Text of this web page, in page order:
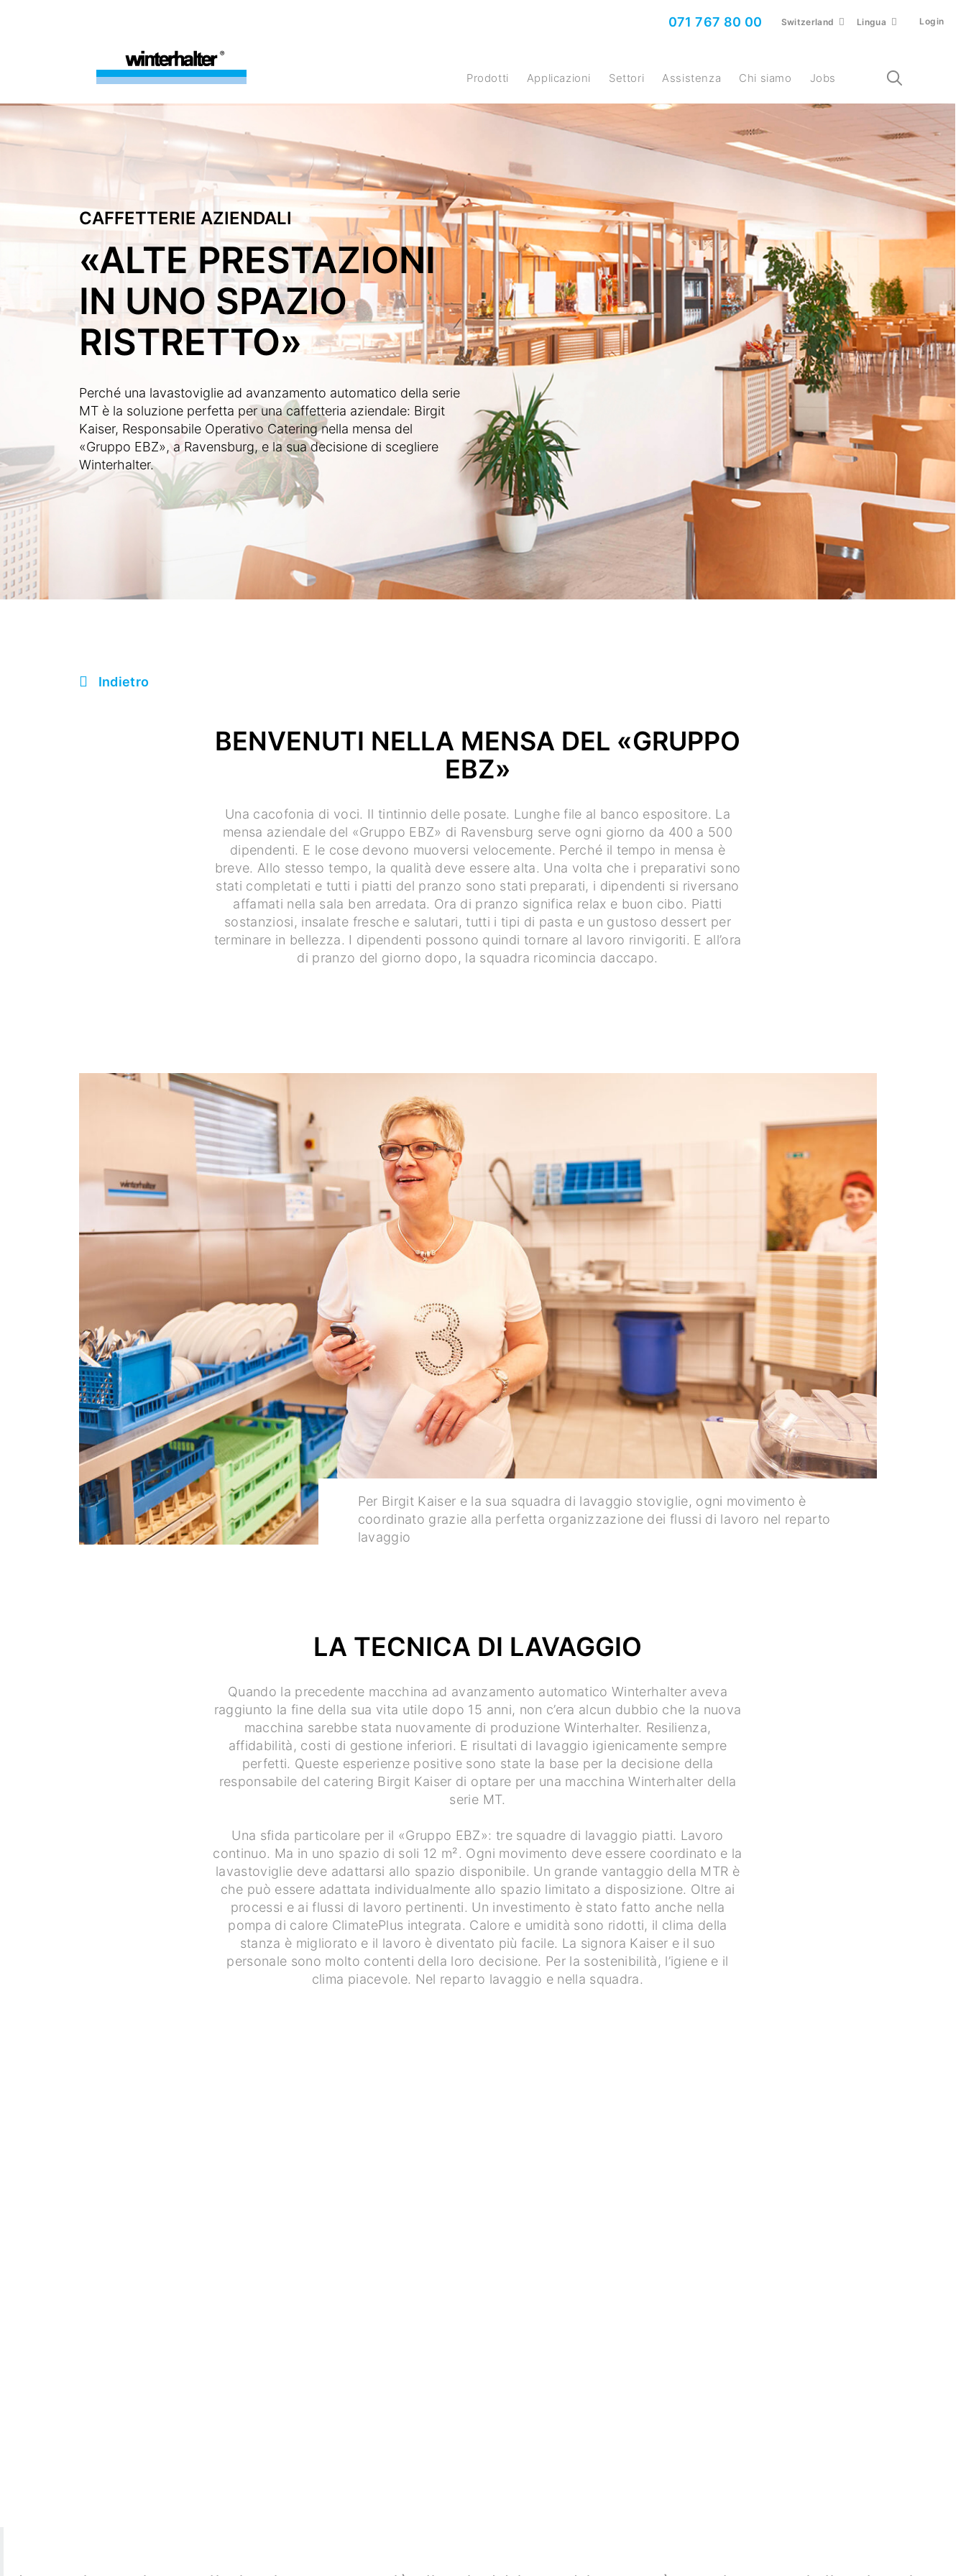
071 767 80 00 Switzerland Lingua Login
Prodotti Applicazioni Settori Assistenza Chi siamo Jobs
CAFFETTERIE AZIENDALI
«ALTE PRESTAZIONI
IN UNO SPAZIO
RISTRETTO»
Perché una lavastoviglie ad avanzamento automatico della serie
MT è la soluzione perfetta per una caffetteria aziendale: Birgit
Kaiser, Responsabile Operativo Catering nella mensa del
«Gruppo EBZ», a Ravensburg, e la sua decisione di scegliere
Winterhalter.
Indietro
BENVENUTI NELLA MENSA DEL «GRUPPO
EBZ»
Una cacofonia di voci. Il tintinnio delle posate. Lunghe file al banco espositore. La
mensa aziendale del «Gruppo EBZ» di Ravensburg serve ogni giorno da 400 a 500
dipendenti. E le cose devono muoversi velocemente. Perché il tempo in mensa è
breve. Allo stesso tempo, la qualità deve essere alta. Una volta che i preparativi sono
stati completati e tutti i piatti del pranzo sono stati preparati, i dipendenti si riversano
affamati nella sala ben arredata. Ora di pranzo significa relax e buon cibo. Piatti
sostanziosi, insalate fresche e salutari, tutti i tipi di pasta e un gustoso dessert per
terminare in bellezza. I dipendenti possono quindi tornare al lavoro rinvigoriti. E all’ora
di pranzo del giorno dopo, la squadra ricomincia daccapo.
Per Birgit Kaiser e la sua squadra di lavaggio stoviglie, ogni movimento è
coordinato grazie alla perfetta organizzazione dei flussi di lavoro nel reparto
lavaggio
LA TECNICA DI LAVAGGIO
Quando la precedente macchina ad avanzamento automatico Winterhalter aveva
raggiunto la fine della sua vita utile dopo 15 anni, non c’era alcun dubbio che la nuova
macchina sarebbe stata nuovamente di produzione Winterhalter. Resilienza,
affidabilità, costi di gestione inferiori. E risultati di lavaggio igienicamente sempre
perfetti. Queste esperienze positive sono state la base per la decisione della
responsabile del catering Birgit Kaiser di optare per una macchina Winterhalter della
serie MT.
Una sfida particolare per il «Gruppo EBZ»: tre squadre di lavaggio piatti. Lavoro
continuo. Ma in uno spazio di soli 12 m². Ogni movimento deve essere coordinato e la
lavastoviglie deve adattarsi allo spazio disponibile. Un grande vantaggio della MTR è
che può essere adattata individualmente allo spazio limitato a disposizione. Oltre ai
processi e ai flussi di lavoro pertinenti. Un investimento è stato fatto anche nella
pompa di calore ClimatePlus integrata. Calore e umidità sono ridotti, il clima della
stanza è migliorato e il lavoro è diventato più facile. La signora Kaiser e il suo
personale sono molto contenti della loro decisione. Per la sostenibilità, l’igiene e il
clima piacevole. Nel reparto lavaggio e nella squadra.